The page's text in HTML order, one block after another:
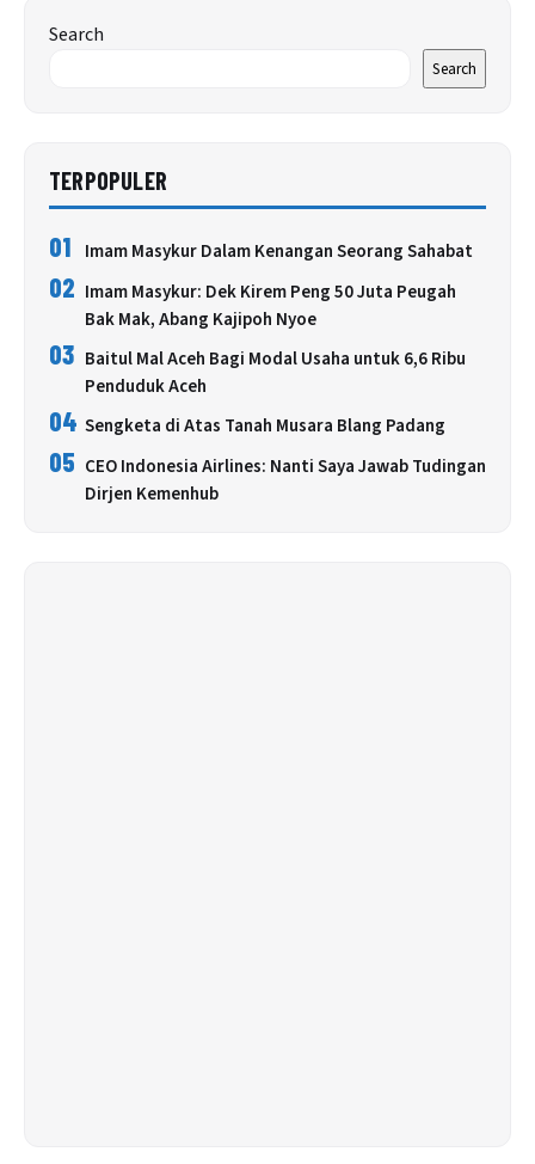
Search
Search
TERPOPULER
01 Imam Masykur Dalam Kenangan Seorang Sahabat
02 Imam Masykur: Dek Kirem Peng 50 Juta Peugah
Bak Mak, Abang Kajipoh Nyoe
03 Baitul Mal Aceh Bagi Modal Usaha untuk 6,6 Ribu
Penduduk Aceh
04 Sengketa di Atas Tanah Musara Blang Padang
05 CEO Indonesia Airlines: Nanti Saya Jawab Tudingan
Dirjen Kemenhub